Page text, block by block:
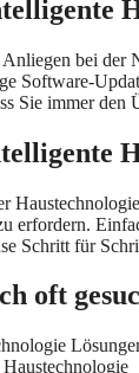
Anliegen bei
Software-
Sie immer
erfordern.
Schritt für
oft